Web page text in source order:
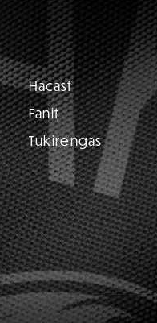
Hacast
Fanit
Tukirengas